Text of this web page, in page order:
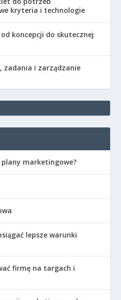
kryteria i technologie
koncepcji do skutecznej
zadania i zarządzanie
marketingowe?
lepsze warunki
firmę na targach i